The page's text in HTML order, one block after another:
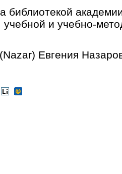
библиотекой
учебной и учебно-
Евгения